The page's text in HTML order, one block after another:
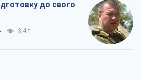
до свого
3,4 т.